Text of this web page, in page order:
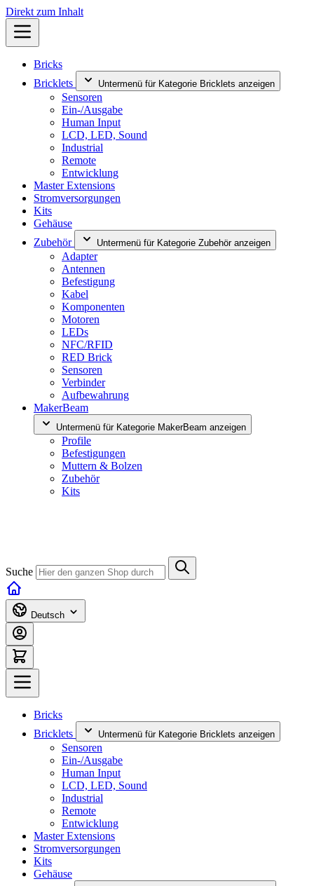
Direkt zum Inhalt
Bricks
Bricklets
Untermenü für Kategorie Bricklets anzeigen
Sensoren
Ein-/Ausgabe
Human Input
LCD, LED, Sound
Industrial
Remote
Entwicklung
Master Extensions
Stromversorgungen
Kits
Gehäuse
Zubehör
Untermenü für Kategorie Zubehör anzeigen
Adapter
Antennen
Befestigung
Kabel
Komponenten
Motoren
LEDs
NFC/RFID
RED Brick
Sensoren
Verbinder
Aufbewahrung
MakerBeam
Untermenü für Kategorie MakerBeam anzeigen
Profile
Befestigungen
Muttern & Bolzen
Zubehör
Kits
Suche
Deutsch
Bricks
Bricklets
Untermenü für Kategorie Bricklets anzeigen
Sensoren
Ein-/Ausgabe
Human Input
LCD, LED, Sound
Industrial
Remote
Entwicklung
Master Extensions
Stromversorgungen
Kits
Gehäuse